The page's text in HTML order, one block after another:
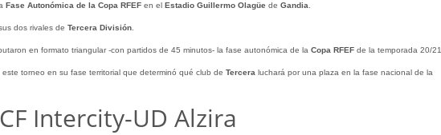
Fase Autonómica de la Copa RFEFen el Estadio Guillermo Olagüe de Gandia
dos rivales de Tercera División.
en formato triangular -con partidos de 45 minutos- la fase autonómica de la Copa RFEFde la temporada 20/21.
este torneo en su fase territorial que determinó qué club de Tercera luchará por una plaza en la fase nacional de la
Intercity-UD Alzira